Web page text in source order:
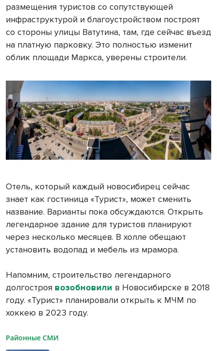
размещения туристов со сопутствующей
инфраструктурой и благоустройством построят
со стороны улицы Ватутина, там, где сейчас въезд
на платную парковку. Это полностью изменит
облик площади Маркса, уверены строители.
Отель, который каждый новосибирец сейчас
знает как гостиница «Турист», может сменить
название. Варианты пока обсуждаются. Открыть
легендарное здание для туристов планируют
через несколько месяцев. В холле обещают
установить водопад и мебель из мрамора.
Напомним, строительство легендарного
долгостроя возобновили в Новосибирске в 2018
году. «Турист» планировали открыть к МЧМ по
хоккею в 2023 году.
Районные СМИ